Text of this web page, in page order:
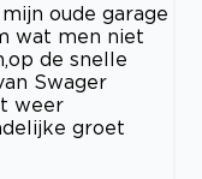
oude garage
wat men niet
de snelle
Swager
weer
groet